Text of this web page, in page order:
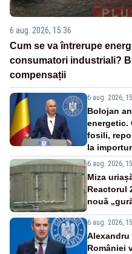
6 aug. 2026, 15:36
Cum se va întrerupe
consumatori industriali?
compensații
6 aug. 2026,
Bolojan
energetic.
fosili,
la
6 aug. 2026,
Miza
Reactorul
nouă
6 aug. 2026,
Alexandru
României